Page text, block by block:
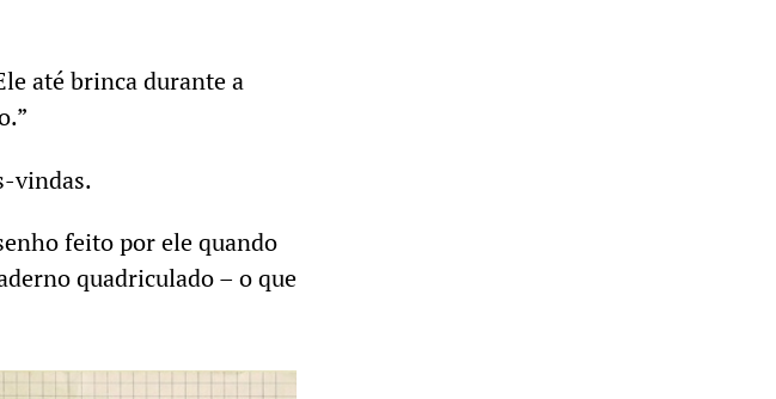
até brinca durante a
vindas.
feito por ele quando
quadriculado – o que